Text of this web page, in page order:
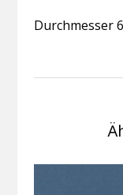
Durchmesser